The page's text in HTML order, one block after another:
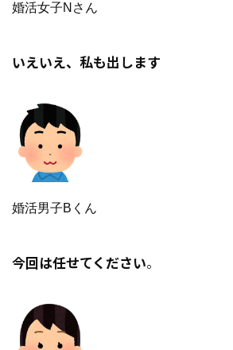
婚活女子Nさん
いえいえ、私も出します
婚活男子Bくん
今回は任せてください。